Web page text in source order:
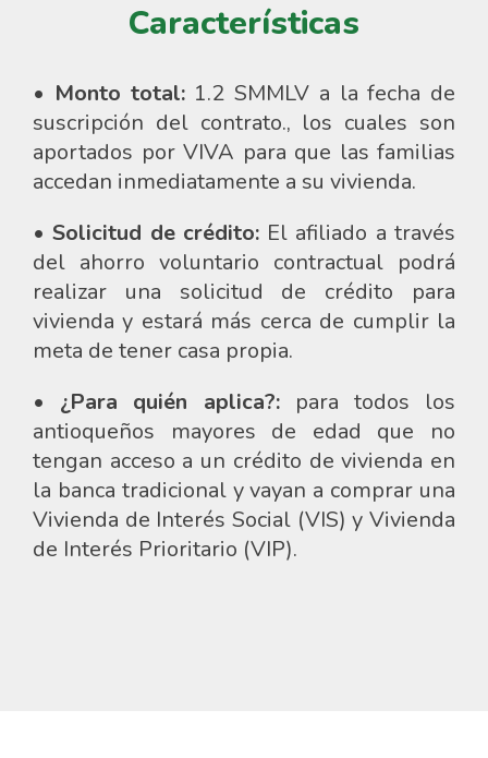
Características
• Monto total:1.2 SMMLV a la fecha de
suscripción del contrato., los cuales son
aportados por VIVA para que las familias
accedan inmediatamente a su vivienda.
• Solicitud de c​rédito:El afiliado a través
del a​​horro voluntario contractual podrá
realizar una solicitud de crédito para
vivienda y estará más cerca de cumplir la
meta de tener casa propia​.​
• ¿Para quién aplica?:para todos los
antioqueños mayores de edad que no
tengan acceso a un crédito de vivienda en
la banca tradicional y vayan a comprar una
Vivienda de Interés Social (VIS) y Vivienda
de Interés Prioritario (VIP).